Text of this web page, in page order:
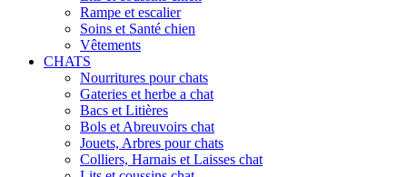
Rampe et escalier
Soins et Santé chien
Vêtements
CHATS
Nourritures pour chats
Gateries et herbe a chat
Bacs et Litières
Bols et Abreuvoirs chat
Jouets, Arbres pour chats
Colliers, Harnais et Laisses chat